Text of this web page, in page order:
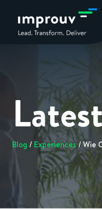
Blog / Experiences/ Wie